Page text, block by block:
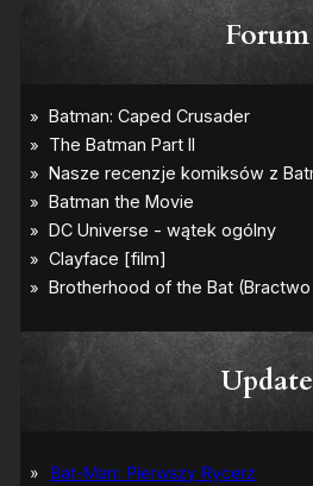
Forum
Update
Bat-Man: Pierwszy Rycerz